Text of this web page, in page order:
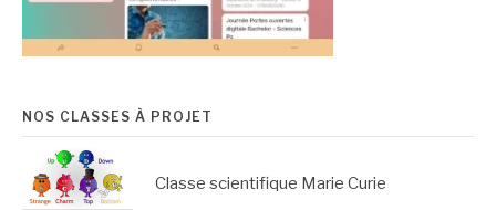
NOS CLASSES À PROJET
Classe scientifique Marie Curie